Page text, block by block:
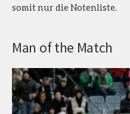
somit nur die Notenliste.
Man of the Match